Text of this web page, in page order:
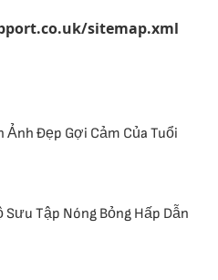
sitemap.xml
Ảnh Đẹp Gợi Cảm Của Tuổi
Tập Nóng Bỏng Hấp Dẫn